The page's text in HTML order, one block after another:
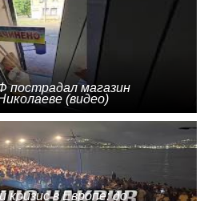
пострадал магазин
(видео)
кризис в Европе: до